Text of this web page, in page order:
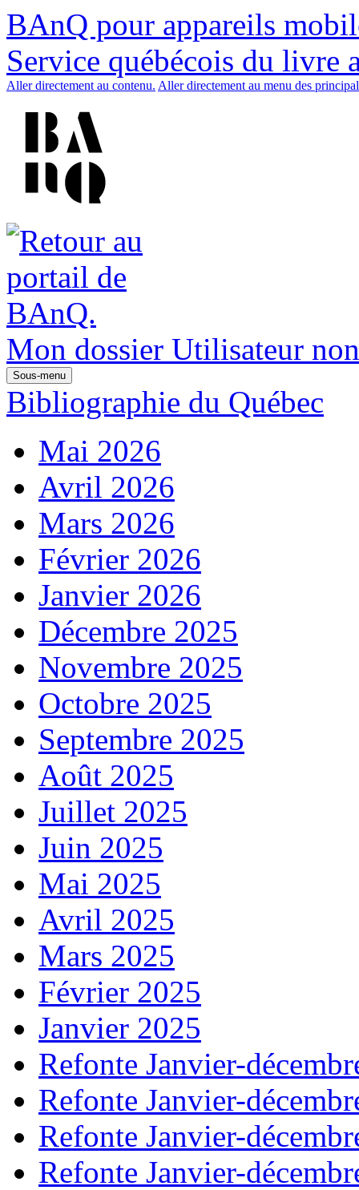
BAnQ pour appareils
Service québécois du livre
Aller directement au contenu. Aller directement au menu des
Mon dossier Utilisateur
Sous-menu
Bibliographie du Québec
Mai 2026
Avril 2026
Mars 2026
Février 2026
Janvier 2026
Décembre 2025
Novembre 2025
Octobre 2025
Septembre 2025
Août 2025
Juillet 2025
Juin 2025
Mai 2025
Avril 2025
Mars 2025
Février 2025
Janvier 2025
Refonte Janvier-
Refonte Janvier-
Refonte Janvier-
Refonte Janvier-